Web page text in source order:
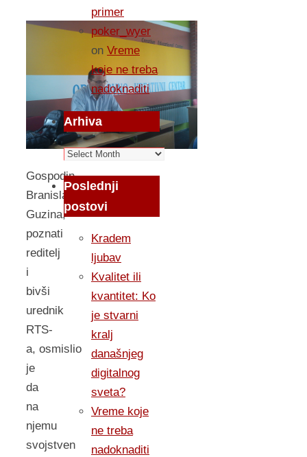
Gospodin
Branislav
Guzina,
poznati
reditelj
i
bivši
urednik
RTS-
a, osmislio
je
da
na
njemu
svojstven
primer
poker_wyer
on Vreme
koje ne treba
nadoknaditi
Arhiva
Arhiva
Poslednji
postovi
Kradem
ljubav
Kvalitet ili
kvantitet: Ko
je stvarni
kralj
današnjeg
digitalnog
sveta?
Vreme koje
ne treba
nadoknaditi